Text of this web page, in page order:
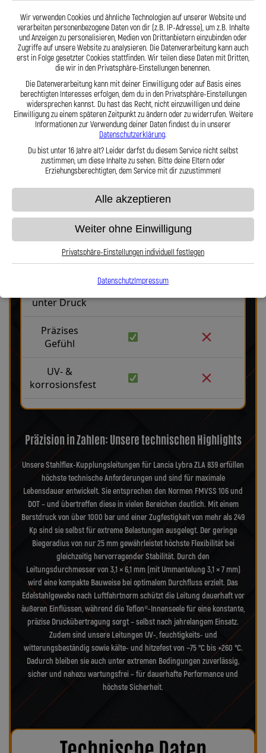
Stahlflex vs. Gummi
Stahlflex
Robust &
langlebig
unter Druck
Präzises
Gefühl
UV- &
korrosionsfest
Stahlflex-Kit – jede Leitung wird millimetergenau und individuell
gefertigt. Mit den Stahlflex-Kupplungsleitungen der Lothar Spiegler
Kfz-Leitungen GmbH entscheiden Sie sich für echte deutsche Qualität,
höchste Sicherheit und ein Produkt, das in Präzision und Haltbarkeit
überzeugt.Hier zu unserem Video „Stahlflex vs. Gummi“
Präzision in Zahlen: Unsere technischen Highlights
Unsere Stahlflex-Kupplungsleitungen für Lancia Lybra ZLA 839 erfüllen
höchste technische Anforderungen und sind für maximale
Lebensdauer entwickelt. Sie entsprechen den Normen FMVSS 106 und
DOT – und übertreffen diese in vielen Bereichen deutlich. Mit einem
Berstdruck von über 1000 bar und einer Zugfestigkeit von mehr als 249
Kp sind sie selbst für extreme Belastungen ausgelegt. Der geringe
Biegeradius von nur 25 mm gewährleistet höchste Flexibilität bei
gleichzeitig hervorragender Stabilität. Durch den
Leitungsdurchmesser von 3,1 × 6,1 mm (mit Ummantelung 3,1 × 7 mm)
wird eine kompakte Bauweise bei optimalem Durchfluss erzielt. Das
Edelstahlgewebe nach Luftfahrtnorm schützt die Leitung dauerhaft vor
äußeren Einflüssen, während die Teflon®-Innenseele für eine konstante,
präzise Druckübertragung sorgt – selbst nach jahrelangem Einsatz.
Zudem sind unsere Leitungen UV-, feuchtigkeits- und
witterungsbeständig sowie kälte- und hitzefest von −75 °C bis +260 °C.
Dadurch bleiben sie auch unter extremen Bedingungen zuverlässig,
sicher und nahezu wartungsfrei – für dauerhafte Performance und
höchste Sicherheit.
Wir verwenden Cookies und ähnliche Technologien auf unserer Website und
verarbeiten personenbezogene Daten von dir (z.B. IP-Adresse), um z.B. Inhalte
und Anzeigen zu personalisieren, Medien von Drittanbietern einzubinden oder
Zugriffe auf unsere Website zu analysieren. Die Datenverarbeitung kann auch
erst in Folge gesetzter Cookies stattfinden. Wir teilen diese Daten mit Dritten,
die wir in den Privatsphäre-Einstellungen benennen.
Die Datenverarbeitung kann mit deiner Einwilligung oder auf Basis eines
berechtigten Interesses erfolgen, dem du in den Privatsphäre-Einstellungen
widersprechen kannst. Du hast das Recht, nicht einzuwilligen und deine
Einwilligung zu einem späteren Zeitpunkt zu ändern oder zu widerrufen. Weitere
Informationen zur Verwendung deiner Daten findest du in unserer
Datenschutzerklärung.
Du bist unter 16 Jahre alt? Leider darfst du diesem Service nicht selbst
zustimmen, um diese Inhalte zu sehen. Bitte deine Eltern oder
Erziehungsberechtigten, dem Service mit dir zuzustimmen!
Alle akzeptieren
Weiter ohne Einwilligung
Privatsphäre-Einstellungen individuell festlegen
DatenschutzImpressum